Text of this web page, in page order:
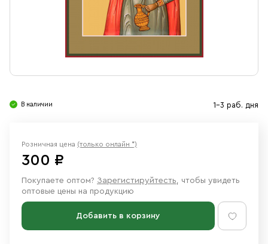
Ювелирные изделия
В наличии 1-3 раб. дня
Розничная цена (только онлайн *)
300 ₽
Покупаете оптом? Зарегистируйтесть, чтобы увидеть
оптовые цены на продукцию
Добавить в корзину